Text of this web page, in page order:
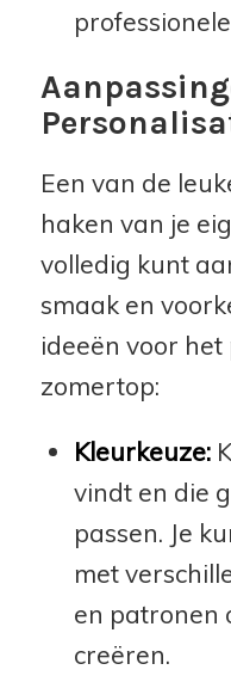
Een van de
haken van je
volledig kunt
smaak en
ideeën voor
zomertop:
Kleurkeuze:
vindt en die
passen. Je
met
en patronen
creëren.